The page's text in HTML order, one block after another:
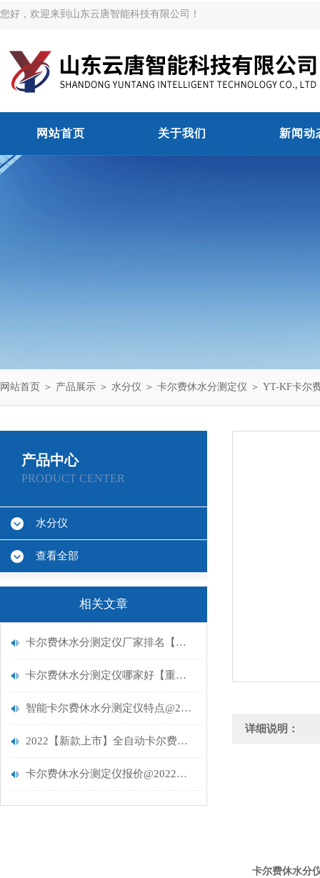
您好，欢迎来到山东云唐智能科技有限公司！
网站首页 关于我们 新闻动
网站首页 ＞ 产品展示 ＞ 水分仪 ＞ 卡尔费休水分测定仪 ＞ YT-KF卡尔
产品中心
PRODUCT CENTER
水分仪
查看全部
相关文章
卡尔费休水分测定仪厂家排名【新品研发】云唐卡尔费休水分测定仪
卡尔费休水分测定仪哪家好【重磅推荐】云唐新型卡尔费休水分测定仪
智能卡尔费休水分测定仪特点@2022【新品】智能卡尔费休水分测定仪
2022【新款上市】全自动卡尔费休水分测定仪@全自动卡尔费休水分仪
卡尔费休水分测定仪报价@2022【云唐报价】卡尔费休水分测定仪报价
详细说明：
卡尔费休水分